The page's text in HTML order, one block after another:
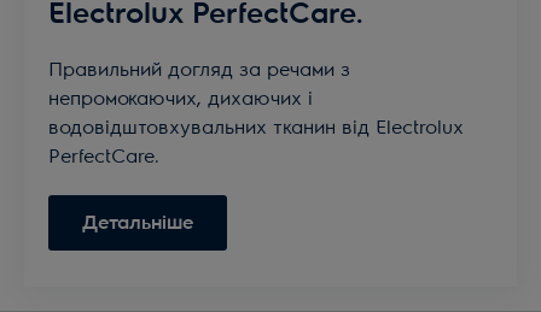
Electrolux PerfectCare.
Правильний догляд за речами з
непромокаючих, дихаючих і
водовідштовхувальних тканин від Electrolux
PerfectCare.
Детальніше